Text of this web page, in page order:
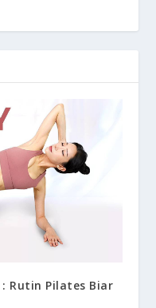
: Rutin Pilates Biar